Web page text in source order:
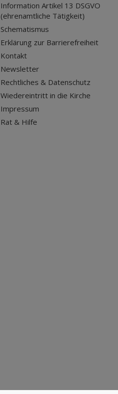
Information Artikel 13 DSGVO
(ehrenamtliche Tätigkeit)
Schematismus
Erklärung zur Barrierefreiheit
Kontakt
Newsletter
Rechtliches & Datenschutz
Wiedereintritt in die Kirche
Impressum
Rat & Hilfe